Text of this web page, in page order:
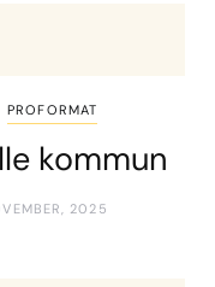
PROFORMAT
kommun
2025